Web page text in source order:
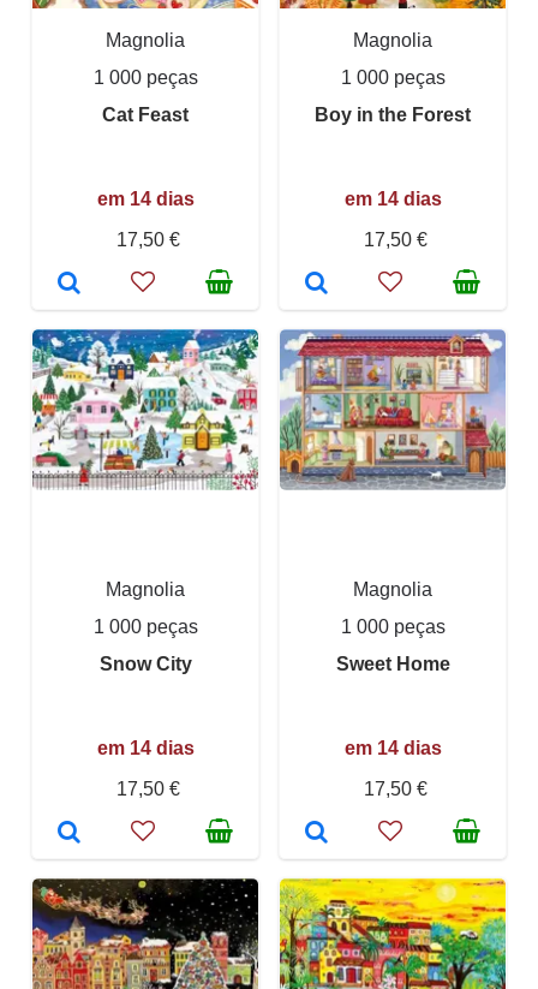
Magnolia
1 000 peças
Cat Feast
em 14 dias
17,50 €
Magnolia
1 000 peças
Boy in the Forest
em 14 dias
17,50 €
Magnolia
1 000 peças
Snow City
em 14 dias
17,50 €
Magnolia
1 000 peças
Sweet Home
em 14 dias
17,50 €